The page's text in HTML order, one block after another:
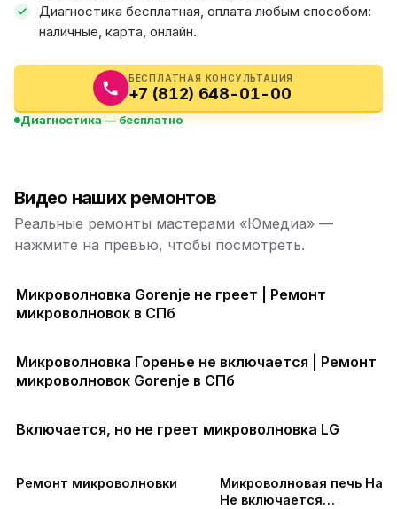
Диагностика бесплатная, оплата любым способом:
наличные, карта, онлайн.
БЕСПЛАТНАЯ КОНСУЛЬТАЦИЯ
+7 (812) 648-01-00
Диагностика — бесплатно
Видео наших ремонтов
Реальные ремонты мастерами «Юмедиа» —
нажмите на превью, чтобы посмотреть.
Микроволновка Gorenje не греет | Ремонт
микроволновок в СПб
Микроволновка Горенье не включается | Ремонт
микроволновок Gorenje в СПб
Включается, но не греет микроволновка LG
Ремонт микроволновки
Микроволновая печь
Не включается